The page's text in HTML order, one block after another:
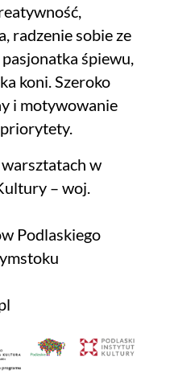
radzenie sobie ze
śpiewu,
koni. Szeroko
i motywowanie
w
– woj.
Podlaskiego